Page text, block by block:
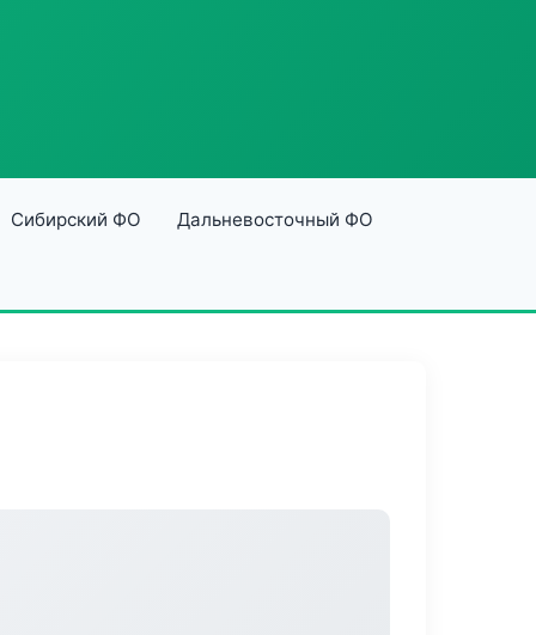
Сибирский ФО Дальневосточный ФО